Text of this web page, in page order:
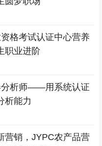
格考试认证中心营养
职业进阶
分析师——用系统认证
析能力
营销，JYPC农产品营